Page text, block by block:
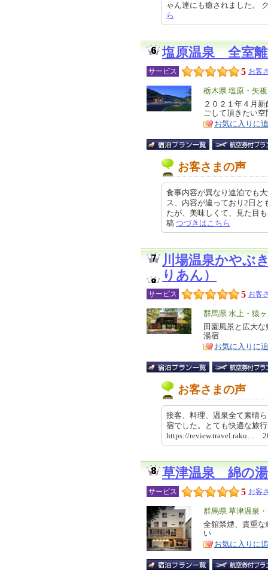
ゃん達にも癒されました。
ら
塩原温泉 全室
サービス 5 お客
エ
リ
ア
栃木県 塩原・矢
特
徴
２０２１年４月
ごして頂きたい
お気に入りに
お客さまの声
食事内容が異なり連泊でも
ス、内容が違っており2日と
たが、美味しくて、見た目
稿 つづきはこちら
川場温泉かやぶ
りあん）
サービス 5 お客
エ
リ
ア
群馬県 水上・猿
特
徴
田園風景と広大
湯宿
お気に入りに
お客さまの声
接客、料理、温泉全て素晴
宿でした。とても快適な旅
https://review.travel.raku…
草津温泉 綿の
サービス 5 お客
エ
リ
ア
群馬県 草津温泉
特
徴
全館禁煙、貴重
い
お気に入りに